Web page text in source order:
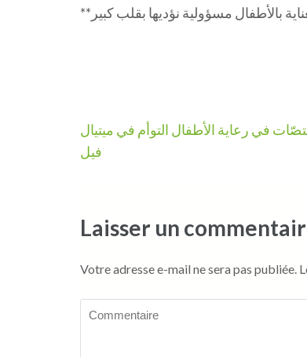
Navigation
de
في رعاية الأطفال التوأم في ميتيال
فيل
Laisser un
Votre adresse e-mail ne sera pas publiée.
Commentaire